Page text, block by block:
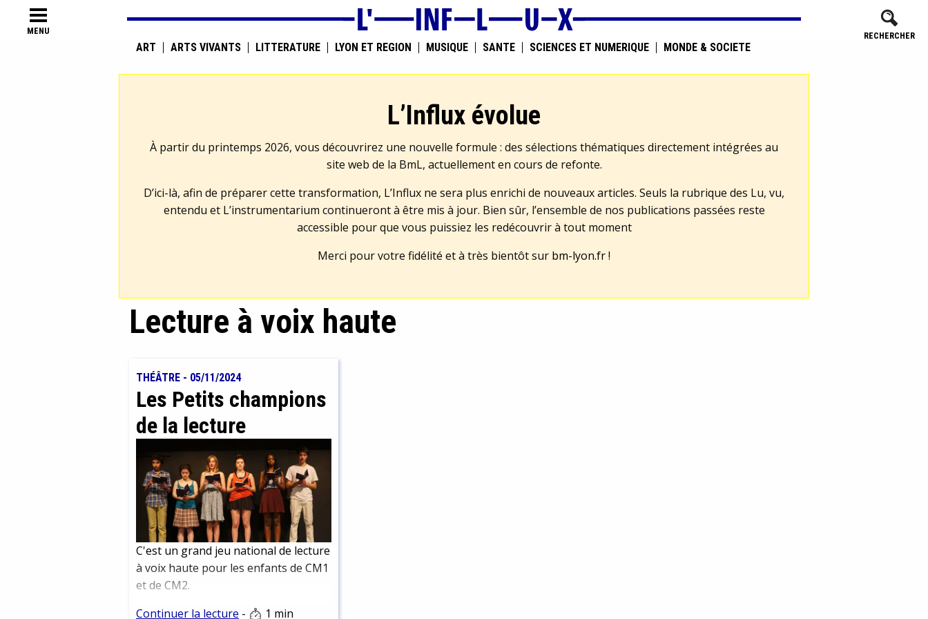
MENU RECHERCHER
ART ARTS VIVANTS LITTÉRATURE LYON ET RÉGION MUSIQUE SANTÉ SCIENCES ET NUMÉRIQUE MONDE & SOCIÉTÉ
L’Influx évolue
À partir du printemps 2026, vous découvrirez une nouvelle formule : des sélections thématiques directement intégrées au
site web de la BmL, actuellement en cours de refonte.
D’ici-là, afin de préparer cette transformation, L’Influx ne sera plus enrichi de nouveaux articles. Seuls la rubrique des Lu, vu,
entendu et L’instrumentarium continueront à être mis à jour. Bien sûr, l’ensemble de nos publications passées reste
accessible pour que vous puissiez les redécouvrir à tout moment
Merci pour votre fidélité et à très bientôt sur bm-lyon.fr!
Lecture à voix haute
THÉÂTRE - 05/11/2024
Les Petits champions
de la lecture
C'est un grand jeu national de lecture
à voix haute pour les enfants de CM1
et de CM2.
Continuer la lecture - 1 min